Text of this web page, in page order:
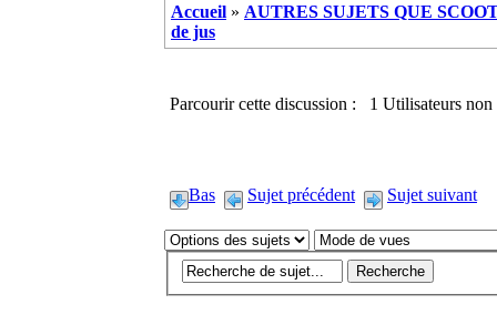
Accueil » AUTRES SUJETS QUE
de jus
Parcourir cette discussion : 1 Utilisateurs non
Bas Sujet précédent Sujet suivant